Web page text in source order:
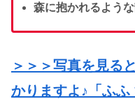
森に抱かれるよう
＞＞＞写真を見る
かりますよ♪「ふ